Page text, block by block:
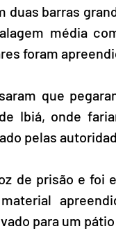
barras
média
foram
que
Ibiá, onde
pelas
de prisão e foi
para um